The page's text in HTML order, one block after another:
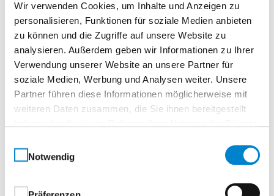
Wir verwenden Cookies, um Inhalte und Anzeigen zu
personalisieren, Funktionen für soziale Medien anbieten
zu können und die Zugriffe auf unsere Website zu
analysieren. Außerdem geben wir Informationen zu Ihrer
Verwendung unserer Website an unsere Partner für
soziale Medien, Werbung und Analysen weiter. Unsere
Partner führen diese Informationen möglicherweise mit
weiteren Daten zusammen, die Sie ihnen bereitgestellt
Notwendig